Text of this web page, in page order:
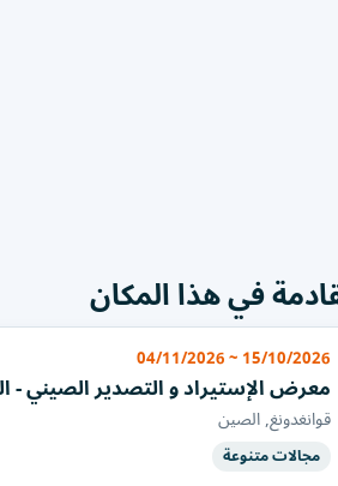
في هذا المكان
15/10/2026 ~ 04/11/2026
معرض الإستيراد و التصدير الصيني -
قوانغدونغ, الصين
مجالات متنوعة